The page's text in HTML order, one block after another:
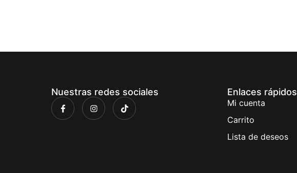
Nuestras redes sociales Enlaces rápidos
Mi cuenta
Carrito
Lista de deseos